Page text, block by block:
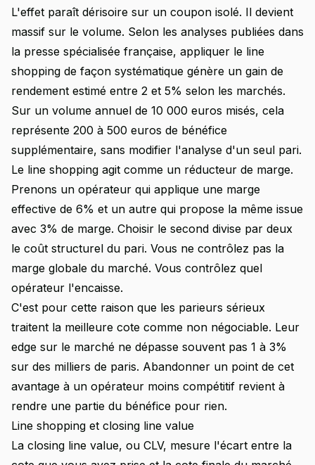
L'effet paraît dérisoire sur un coupon isolé. Il devient
massif sur le volume. Selon les analyses publiées dans
la presse spécialisée française, appliquer le line
shopping de façon systématique génère un gain de
rendement estimé entre 2 et 5% selon les marchés.
Sur un volume annuel de 10 000 euros misés, cela
représente 200 à 500 euros de bénéfice
supplémentaire, sans modifier l'analyse d'un seul pari.
Le line shopping agit comme un réducteur de marge.
Prenons un opérateur qui applique une marge
effective de 6% et un autre qui propose la même issue
avec 3% de marge. Choisir le second divise par deux
le coût structurel du pari. Vous ne contrôlez pas la
marge globale du marché. Vous contrôlez quel
opérateur l'encaisse.
C'est pour cette raison que les parieurs sérieux
traitent la meilleure cote comme non négociable. Leur
edge sur le marché ne dépasse souvent pas 1 à 3%
sur des milliers de paris. Abandonner un point de cet
avantage à un opérateur moins compétitif revient à
rendre une partie du bénéfice pour rien.
Line shopping et closing line value
La closing line value, ou CLV, mesure l'écart entre la